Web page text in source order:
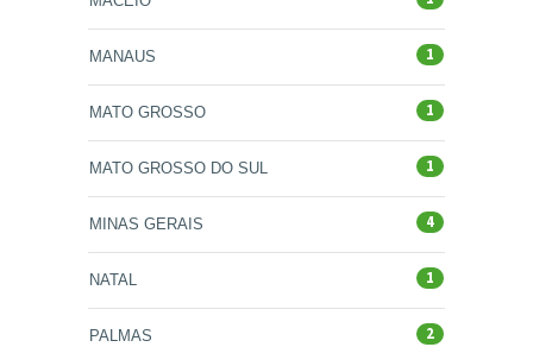
MANAUS 1
MATO GROSSO 1
MATO GROSSO DO SUL 1
MINAS GERAIS 4
NATAL 1
PALMAS 2